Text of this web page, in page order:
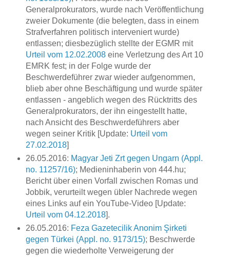
Generalprokurators, wurde nach Veröffentlichung
zweier Dokumente (die belegten, dass in einem
Strafverfahren politisch interveniert wurde)
entlassen; diesbezüglich stellte der EGMR mit
Urteil vom 12.02.2008eine Verletzung des Art 10
EMRK fest; in der Folge wurde der
Beschwerdeführer zwar wieder aufgenommen,
blieb aber ohne Beschäftigung und wurde später
entlassen - angeblich wegen des Rücktritts des
Generalprokurators, der ihn eingestellt hatte,
nach Ansicht des Beschwerdeführers aber
wegen seiner Kritik [Update: Urteil vom
27.02.2018]
26.05.2016: Magyar Jeti Zrt gegen Ungarn (Appl.
no. 11257/16); Medieninhaberin von 444.hu;
Bericht über einen Vorfall zwischen Romas und
Jobbik, verurteilt wegen übler Nachrede wegen
eines Links auf ein YouTube-Video [Update:
Urteil vom 04.12.2018].
26.05.2016: Feza Gazetecilik Anonim Şirketi
gegen Türkei (Appl. no. 9173/15); Beschwerde
gegen die wiederholte Verweigerung der